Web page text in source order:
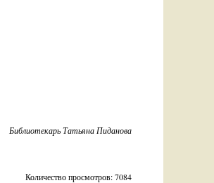
Библиотекарь Татьяна Пиданова
Количество просмотров: 7084